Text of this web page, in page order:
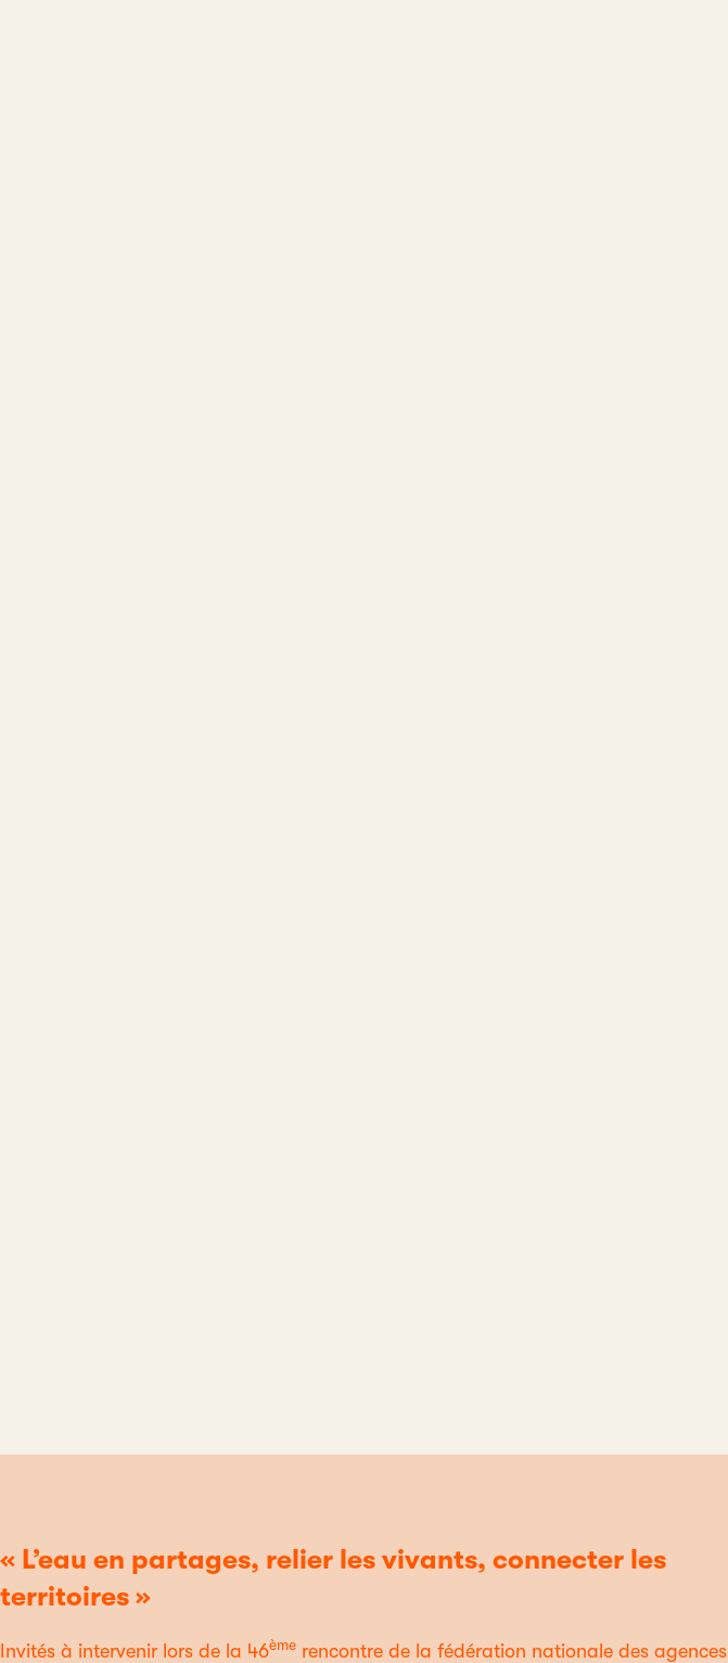
« L’eau en partages, relier les vivants, connecter les
territoires »
Invités à intervenir lors de la 46ème rencontre de la fédération nationale des agences